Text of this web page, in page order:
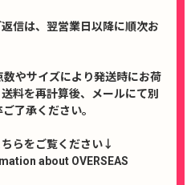
信は、翌営業日以降に順次お
やサイズにより発送時にお荷
料を再計算後、メールにて別
了承ください。
らをご覧ください↓
about OVERSEAS